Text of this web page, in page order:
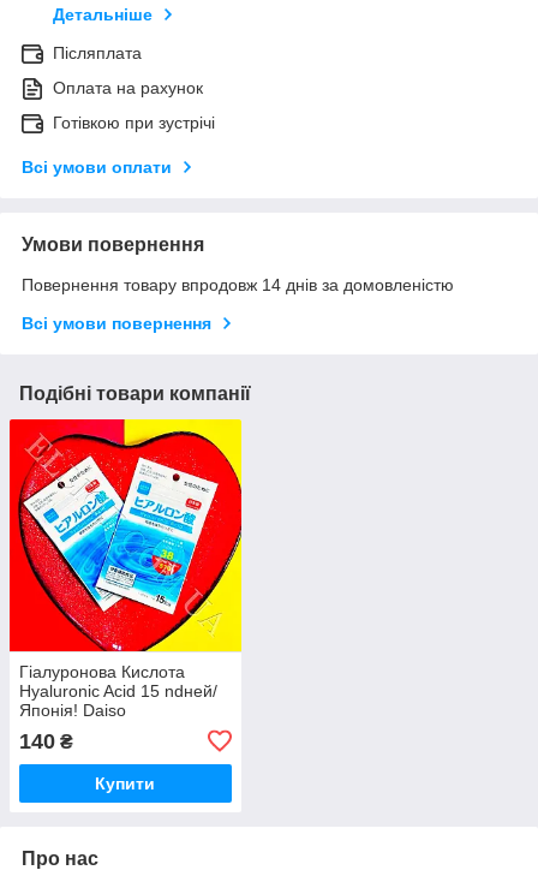
Детальніше
Післяплата
Оплата на рахунок
Готівкою при зустрічі
Всі умови оплати
Умови повернення
Повернення товару впродовж 14 днів за домовленістю
Всі умови повернення
Подібні товари компанії
Гіалуронова Кислота
Hyaluronic Acid 15 ndней/
Японія! Daiso
140 ₴
Купити
Про нас